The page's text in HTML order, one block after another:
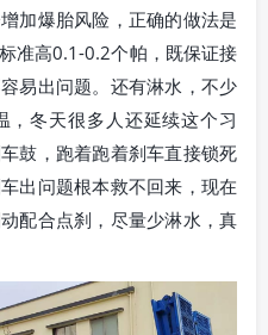
加爆胎风险，正确的做法是
准高0.1-0.2个帕，既保证接
易出问题。还有淋水，不少
，冬天很多人还延续这个习
鼓，跑着跑着刹车直接锁死
出问题根本救不回来，现在
配合点刹，尽量少淋水，真